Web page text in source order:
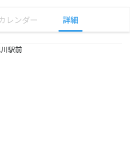
レンダー 詳細
駅前